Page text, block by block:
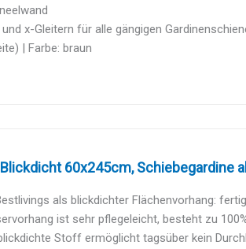
x-Gleitern für alle gängigen
| Farbe: braun
60x245cm, Schiebegardine
als blickdichter Flächenvorhang:
ist sehr pflegeleicht, besteht zu
Stoff ermöglicht tagsüber kein